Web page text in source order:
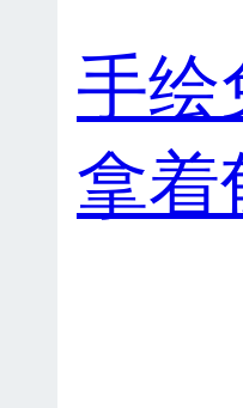
手绘
拿着